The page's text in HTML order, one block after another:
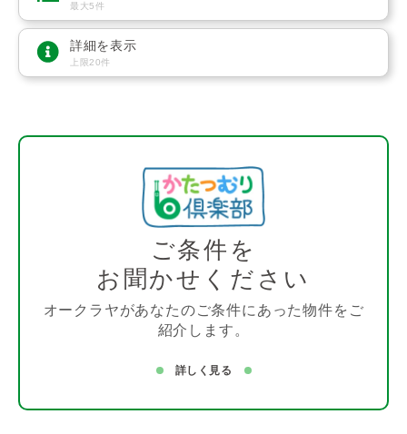
最大5件
詳細を表示
上限20件
ご条件を
お聞かせください
オークラヤがあなたのご条件にあった物件をご
紹介します。
詳しく見る